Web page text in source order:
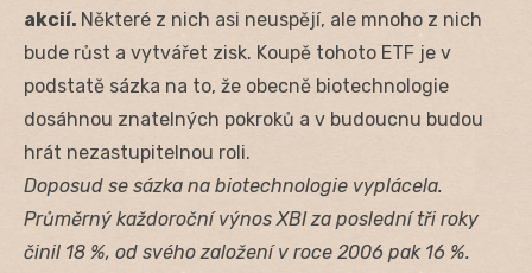
akcií. Některé z nich asi neuspějí, ale mnoho z nich
bude růst a vytvářet zisk. Koupě tohoto ETF je v
podstatě sázka na to, že obecně biotechnologie
dosáhnou znatelných pokroků a v budoucnu budou
hrát nezastupitelnou roli.
Doposud se sázka na biotechnologie vyplácela.
Průměrný každoroční výnos XBI za poslední tři roky
činil 18 %, od svého založení v roce 2006 pak 16 %.